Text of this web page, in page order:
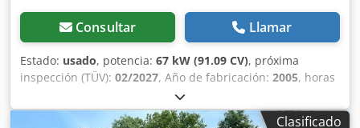
Consultar Llamar
Estado: usado, potencia: 67 kW (91.09 CV), próxima
inspección (TÜV): 02/2027, Año de fabricación: 2005, horas
, Equipamiento:
acondicionado, cabina, tracción a las cuatro ruedas,
Clasificado